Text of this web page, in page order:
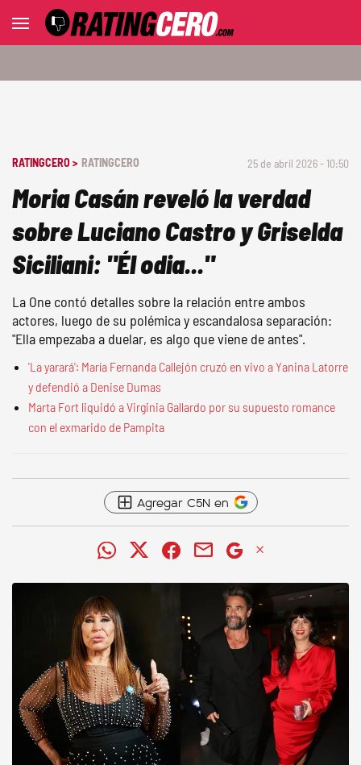
RATINGCERO > RATINGCERO 25 de abril 2026 - 10:50
Moria Casán reveló la verdad
sobre Luciano Castro y Griselda
Siciliani: "Él odia..."
La One contó detalles sobre la relación entre ambos
actores, luego de su polémica y escandalosa separación:
"Ella empezaba a duelar, es algo que viene de antes".
'La yarará': María Fernanda Callejón cruzó en vivo a Yanina Latorre
y defendió a Denise Dumas
Marta Fort liquidó a Virginia Gallardo por su supuesto romance
con el exmarido de Pampita
Agregar C5N en